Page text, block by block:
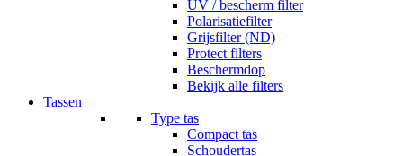
UV / bescherm filter
Polarisatiefilter
Grijsfilter (ND)
Protect filters
Beschermdop
Bekijk alle filters
Tassen
Type tas
Compact tas
Schoudertas